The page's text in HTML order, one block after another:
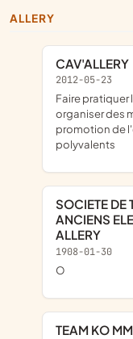
ALLERY
CAV'ALLERY
2012-05-23
faire pratiquer l'équitation et les sports équestres
organiser des
promotion de
polyvalents
SOCIETE DE TIR ET ASSOCIATION AMICALE DES
ANCIENS
ALLERY
1908-01-30
o
TEAM KO